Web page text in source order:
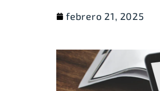
febrero 21, 2025